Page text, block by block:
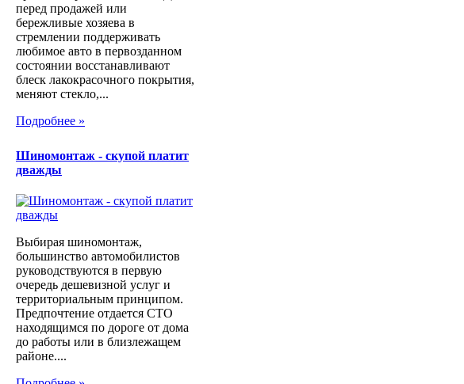
перед продажей или
бережливые хозяева в
стремлении поддерживать
любимое авто в первозданном
состоянии восстанавливают
блеск лакокрасочного покрытия,
меняют стекло,...
Подробнее »
Шиномонтаж - скупой платит
дважды
Выбирая шиномонтаж,
большинство автомобилистов
руководствуются в первую
очередь дешевизной услуг и
территориальным принципом.
Предпочтение отдается СТО
находящимся по дороге от дома
до работы или в близлежащем
районе....